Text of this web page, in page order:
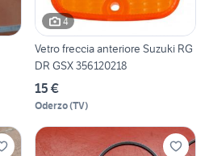
4
Vetro freccia anteriore Suzuki RG
DR GSX 356120218
15 €
Oderzo(TV)